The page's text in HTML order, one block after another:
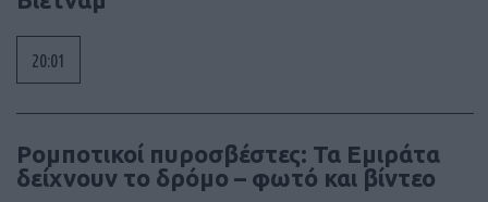
20:01
Ρομποτικοί πυροσβέστες: Τα Εμιράτα
δείχνουν το δρόμο – φωτό και βίντεο